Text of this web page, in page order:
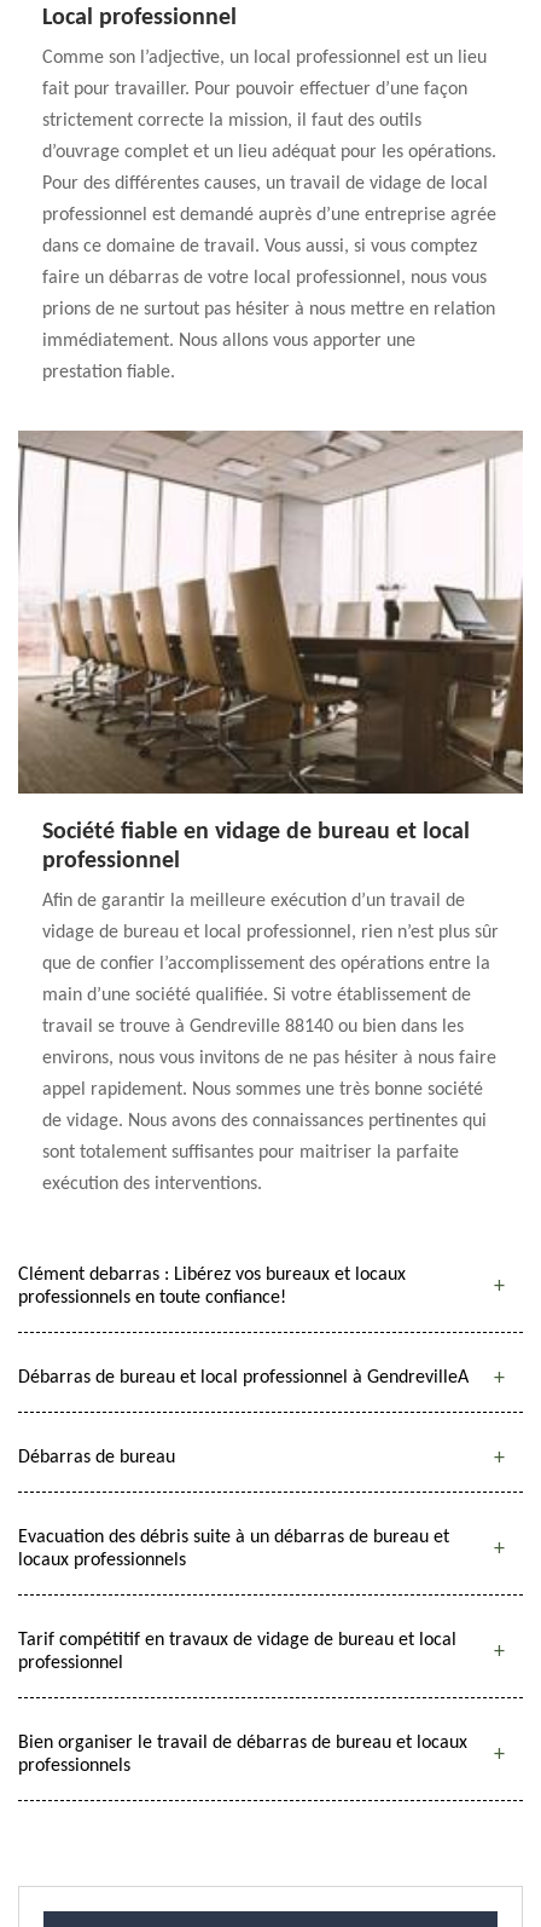
Local professionnel
Comme son l’adjective, un local professionnel est un lieu
fait pour travailler. Pour pouvoir effectuer d’une façon
strictement correcte la mission, il faut des outils
d’ouvrage complet et un lieu adéquat pour les opérations.
Pour des différentes causes, un travail de vidage de local
professionnel est demandé auprès d’une entreprise agrée
dans ce domaine de travail. Vous aussi, si vous comptez
faire un débarras de votre local professionnel, nous vous
prions de ne surtout pas hésiter à nous mettre en relation
immédiatement. Nous allons vous apporter une
prestation fiable.
Société fiable en vidage de bureau et local
professionnel
Afin de garantir la meilleure exécution d’un travail de
vidage de bureau et local professionnel, rien n’est plus sûr
que de confier l’accomplissement des opérations entre la
main d’une société qualifiée. Si votre établissement de
travail se trouve à Gendreville 88140 ou bien dans les
environs, nous vous invitons de ne pas hésiter à nous faire
appel rapidement. Nous sommes une très bonne société
de vidage. Nous avons des connaissances pertinentes qui
sont totalement suffisantes pour maitriser la parfaite
exécution des interventions.
Clément debarras : Libérez vos bureaux et locaux
professionnels en toute confiance!
Débarras de bureau et local professionnel à GendrevilleA
Débarras de bureau
Evacuation des débris suite à un débarras de bureau et
locaux professionnels
Tarif compétitif en travaux de vidage de bureau et local
professionnel
Bien organiser le travail de débarras de bureau et locaux
professionnels